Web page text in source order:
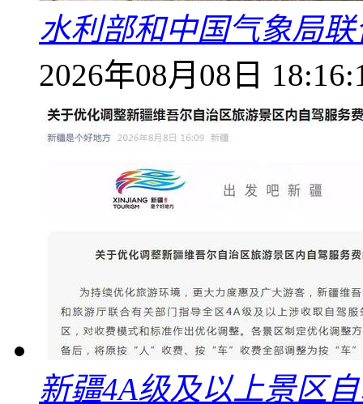
水利部和中国气象局
2026年08月08日
新疆4A级及以上景区